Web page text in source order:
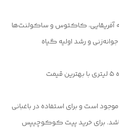
آفریقایی، کاکتوس و ساکولنت‌ها
و رشد اولیه گیاه
بسته‌بندی ۵ لیتری موجود است و برای استفاده در باغبانی
برای خرید پیت کوکوچیپس